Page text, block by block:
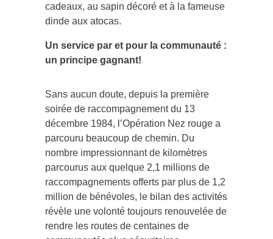
cadeaux, au sapin décoré et à la fameuse
dinde aux atocas.
Un service par et pour la communauté :
un principe gagnant!
Sans aucun doute, depuis la première
soirée de raccompagnement du 13
décembre 1984, l’Opération Nez rouge a
parcouru beaucoup de chemin. Du
nombre impressionnant de kilomètres
parcourus aux quelque 2,1 millions de
raccompagnements offerts par plus de 1,2
million de bénévoles, le bilan des activités
révèle une volonté toujours renouvelée de
rendre les routes de centaines de